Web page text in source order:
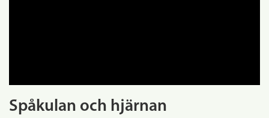
Spåkulan och hjärnan